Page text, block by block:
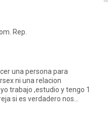
Rep.
una persona para
ni una relacion
trabajo ,estudio y tengo 1
si es verdadero nos